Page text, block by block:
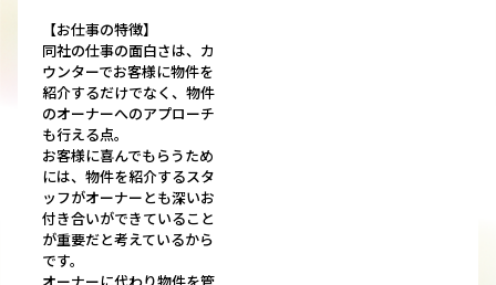
【お仕事の特徴】
同社の仕事の面白さは、カ
ウンターでお客様に物件を
紹介するだけでなく、物件
のオーナーへのアプローチ
も行える点。
お客様に喜んでもらうため
には、物件を紹介するスタ
ッフがオーナーとも深いお
付き合いができていること
が重要だと考えているから
です。